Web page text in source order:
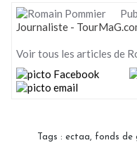
Journaliste -
Voir tous les articles de
Tags : ectaa, fonds de